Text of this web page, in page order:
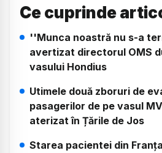
Ce cuprinde
''Munca noastră nu s-a
avertizat directorul OMS
vasului Hondius
Utimele două zboruri de
pasagerilor de pe vasul
aterizat în Țările de Jos
Starea pacientei din